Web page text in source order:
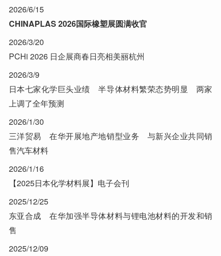
2026/6/15
CHINAPLAS 2026国际橡塑展圆满收官
2026/3/20
PCHi 2026 日企展商春日亮相美丽杭州
2026/3/9
日本七家化学巨头业绩 半导体材料繁荣态势明显 两家
上调了全年预测
2026/1/30
三洋贸易 在华开展地产地销型业务 与新兴企业共同销
售汽车材料
2026/1/16
【2025日本化学材料展】电子会刊
2025/12/25
东亚合成 在华加强半导体材料与锂电池材料的开发和销
售
2025/12/09